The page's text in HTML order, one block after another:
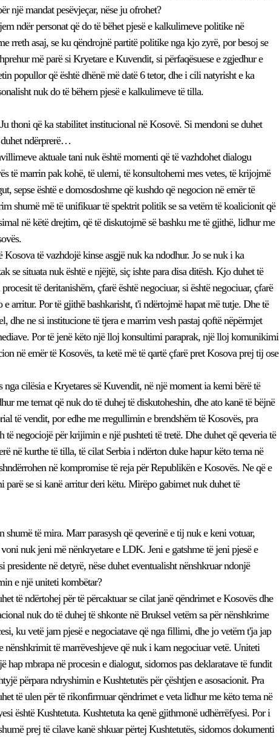
një mandat pesëvjeçar, nëse ju ofrohet?
ndër personat që do të bëhet pjesë e kalkulimeve politike në
rreth asaj, se ku qëndrojnë partitë politike nga kjo zyrë, por besoj se
më parë si Kryetare e Kuvendit, si përfaqësuese e zgjedhur e
popullor që është dhënë më datë 6 tetor, dhe i cili natyrisht e ka
nuk do të bëhem pjesë e kalkulimeve të tilla.
thoni që ka stabilitet institucional në Kosovë. Si mendoni se duhet
ndërprerë…
aktuale tani nuk është momenti që të vazhdohet dialogu
të marrin pak kohë, të ulemi, të konsultohemi mes vetes, të krijojmë
sepse është e domosdoshme që kushdo që negocion në emër të
shumë më të unifikuar të spektrit politik se sa vetëm të koalicionit që
në këtë drejtim, që të diskutojmë së bashku me të gjithë, lidhur me
të vazhdojë kinse asgjë nuk ka ndodhur. Jo se nuk i ka
se situata nuk është e njëjtë, siç ishte para disa ditësh. Kjo duhet të
të deritanishëm, çfarë është negociuar, si është negociuar, çfarë
e arritur. Por të gjithë bashkarisht, t'i ndërtojmë hapat më tutje. Dhe të
dhe ne si institucione të tjera e marrim vesh pastaj qoftë nëpërmjet
Por të jenë këto një lloj konsultimi paraprak, një lloj komunikimi
në emër të Kosovës, ta ketë më të qartë çfarë pret Kosova prej tij ose
cilësia e Kryetares së Kuvendit, në një moment ia kemi bërë të
me temat që nuk do të duhej të diskutoheshin, dhe ato kanë të bëjnë
të vendit, por edhe me rregullimin e brendshëm të Kosovës, pra
negociojë për krijimin e një pushteti të tretë. Dhe duhet që qeveria të
në kurthe të tilla, të cilat Serbia i ndërton duke hapur këto tema në
në kompromise të reja për Republikën e Kosovës. Ne që e
se si kanë arritur deri këtu. Mirëpo gabimet nuk duhet të
të mira. Marr parasysh që qeverinë e tij nuk e keni votuar,
nuk jeni më nënkryetare e LDK. Jeni e gatshme të jeni pjesë e
në detyrë, nëse duhet eventualisht nënshkruar ndonjë
e një uniteti kombëtar?
të ndërtohej për të përcaktuar se cilat janë qëndrimet e Kosovës dhe
nuk do të duhej të shkonte në Bruksel vetëm sa për nënshkrime
ku vetë jam pjesë e negociatave që nga fillimi, dhe jo vetëm t'ja jap
të marrëveshjeve që nuk i kam negociuar vetë. Uniteti
hap mbrapa në procesin e dialogut, sidomos pas deklaratave të fundit
përpara ndryshimin e Kushtetutës për çështjen e asosacionit. Pra
të ulen për të rikonfirmuar qëndrimet e veta lidhur me këto tema në
është Kushtetuta. Kushtetuta ka qenë gjithmonë udhërrëfyesi. Por i
prej të cilave kanë shkuar përtej Kushtetutës, sidomos dokumenti